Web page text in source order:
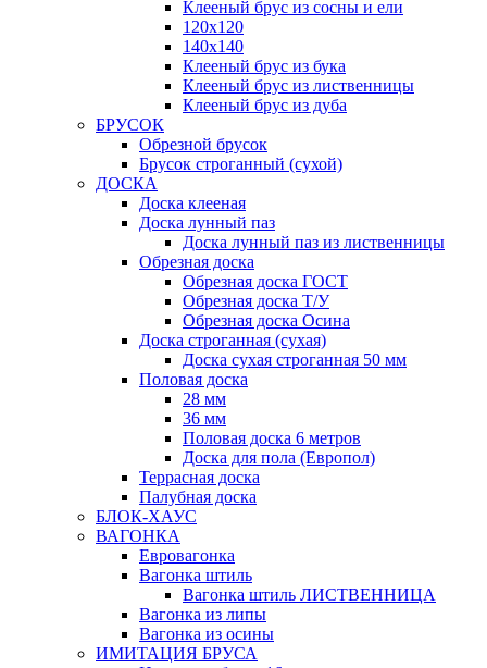
Клееный брус из сосны и ели
120х120
140х140
Клееный брус из бука
Клееный брус из лиственницы
Клееный брус из дуба
БРУСОК
Обрезной брусок
Брусок строганный (сухой)
ДОСКА
Доска клееная
Доска лунный паз
Доска лунный паз из лиственницы
Обрезная доска
Обрезная доска ГОСТ
Обрезная доска Т/У
Обрезная доска Осина
Доска строганная (сухая)
Доска сухая строганная 50 мм
Половая доска
28 мм
36 мм
Половая доска 6 метров
Доска для пола (Европол)
Террасная доска
Палубная доска
БЛОК-ХАУС
ВАГОНКА
Евровагонка
Вагонка штиль
Вагонка штиль ЛИСТВЕННИЦА
Вагонка из липы
Вагонка из осины
ИМИТАЦИЯ БРУСА